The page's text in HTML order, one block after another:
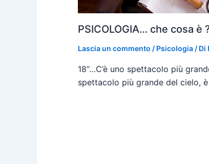
PSICOLOGIA… che cosa è
Lascia un commento / Psicologia / Di
18“…C’è uno spettacolo più
spettacolo più grande del cielo, è